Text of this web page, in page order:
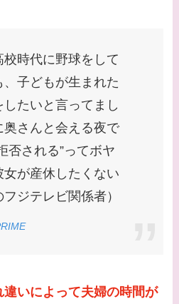
てる有名人３選！AKB
時代痩せていた？旦那
との馴れ初めは？
【画像】柴咲コウと似
てる女優３選！結婚し
て旦那がいる？北海道
のどこに住んでる？
のきっかけ・効果は？
校時代に野球をして
子どもが生まれた
したいと言ってまし
奥さんと会える夜で
否される”ってボヤ
が産休したくない
ジテレビ関係者）
違いによって夫婦の時間が